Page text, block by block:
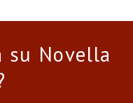
su Novella